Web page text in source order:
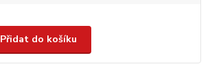
Přidat do košíku